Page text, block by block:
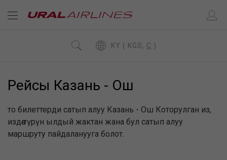
KY ( KGS, C )
Рейсы Казань - Ош
то билеттерди сатып алуу Казань - Ош Которулган из,
издөө түрүн ылдый жактан жана бул сатып алуу
маршруту пайдаланууга болот.